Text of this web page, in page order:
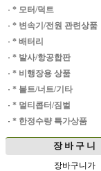
· * 모터/덕트
· * 변속기/전원 관련상품
· * 배터리
· * 발사/항공합판
· * 비행장용 상품
· * 볼트/너트/기타
· * 멀티콥터/짐벌
· * 한정수량 특가상품
장 바 구 니
장바구니가